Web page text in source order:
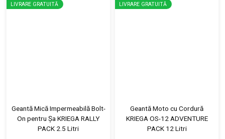
LIVRARE GRATUITĂ
Geantă Mică Impermeabilă Bolt-
On pentru Șa KRIEGA RALLY
PACK 2.5 Litri
LIVRARE GRATUITĂ
Geantă Moto cu Cordură
KRIEGA OS-12 ADVENTURE
PACK 12 Litri